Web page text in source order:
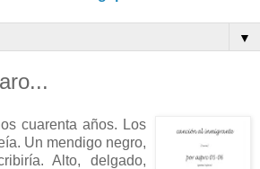
▼
cuarenta años. Los
Un mendigo negro,
Alto, delgado,